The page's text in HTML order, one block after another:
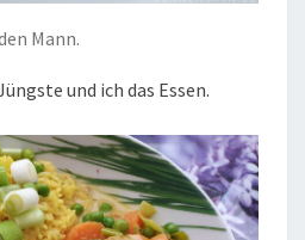
Mann.
und ich das Essen.